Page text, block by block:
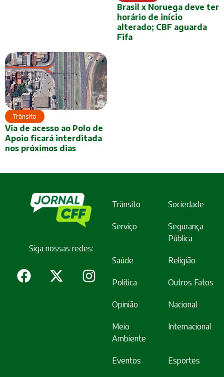
Brasil x Noruega deve ter
horário de início
alterado; CBF aguarda
Fifa
Trânsito
Via de acesso ao Polo de
Apoio ficará interditada
nos próximos dias
Siga nossas redes:
Trânsito Sociedade
Serviço
Segurança
Pública
Saúde Religião
Política Outros Fatos
Opinião Nacional
Meio
Ambiente
Internacional
Eventos Esportes